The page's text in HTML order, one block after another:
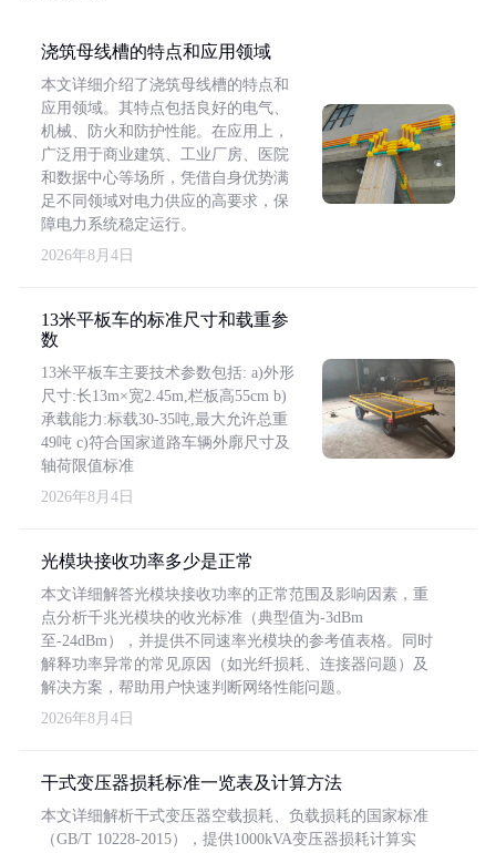
浇筑母线槽的特点和应用领域
本文详细介绍了浇筑母线槽的特点和
应用领域。其特点包括良好的电气、
机械、防火和防护性能。在应用上，
广泛用于商业建筑、工业厂房、医院
和数据中心等场所，凭借自身优势满
足不同领域对电力供应的高要求，保
障电力系统稳定运行。
2026年8月4日
13米平板车的标准尺寸和载重参
数
13米平板车主要技术参数包括: a)外形
尺寸:长13m×宽2.45m,栏板高55cm b)
承载能力:标载30-35吨,最大允许总重
49吨 c)符合国家道路车辆外廓尺寸及
轴荷限值标准
2026年8月4日
光模块接收功率多少是正常
本文详细解答光模块接收功率的正常范围及影响因素，重
点分析千兆光模块的收光标准（典型值为-3dBm
至-24dBm），并提供不同速率光模块的参考值表格。同时
解释功率异常的常见原因（如光纤损耗、连接器问题）及
解决方案，帮助用户快速判断网络性能问题。
2026年8月4日
干式变压器损耗标准一览表及计算方法
本文详细解析干式变压器空载损耗、负载损耗的国家标准
（GB/T 10228-2015），提供1000kVA变压器损耗计算实